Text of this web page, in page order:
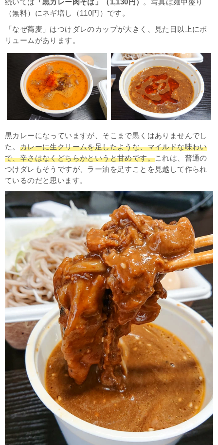
続いては 「黒カレー肉そば」（1,130円） 。写真は麺中盛り
（無料）にネギ増し（110円）です。
「なぜ蕎麦」はつけダレのカップが大きく、見た目以上にボ
リュームがあります。
黒カレーになっていますが、そこまで黒くはありませんでし
た。 カレーに生クリームを足したような、マイルドな味わい
で、辛さはなくどちらかというと甘めです。これは、普通の
つけダレもそうですが、ラー油を足すことを見越して作られ
ているのだと思います。